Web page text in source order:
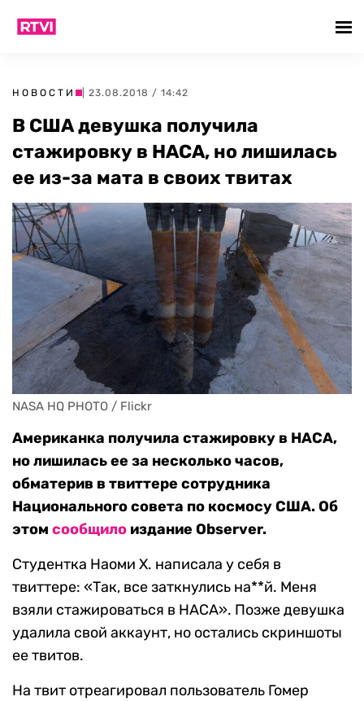
НОВОСТИ | 23.08.2018 / 14:42
В США девушка получила
стажировку в НАСА, но лишилась
ее из-за мата в своих твитах
NASA HQ PHOTO / Flickr
Американка получила стажировку в НАСА,
но лишилась ее за несколько часов,
обматерив в твиттере сотрудника
Национального совета по космосу США. Об
этом сообщило издание Observer.
Студентка Наоми Х. написала у себя в
твиттере: «Так, все заткнулись на**й. Меня
взяли стажироваться в НАСА». Позже девушка
удалила свой аккаунт, но остались скриншоты
ее твитов.
На твит отреагировал пользователь Гомер